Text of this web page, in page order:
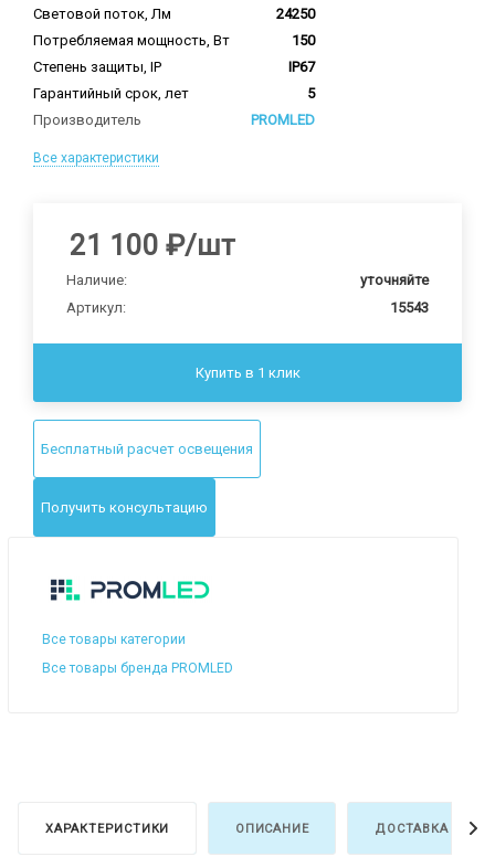
Световой поток, Лм
24250
Потребляемая мощность, Вт
150
Степень защиты, IP
IP67
Гарантийный срок, лет
5
Производитель
PROMLED
Все характеристики
21 100 ₽/шт
Наличие:
уточняйте
Артикул:
15543
Купить в 1 клик
Бесплатный расчет освещения
Получить консультацию
Все товары категории
Все товары бренда PROMLED
ХАРАКТЕРИСТИКИ ОПИСАНИЕ ДОСТАВКА И